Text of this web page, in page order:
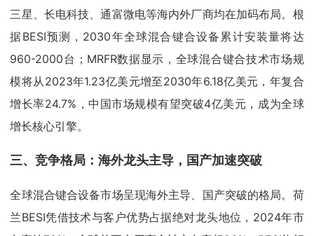
三星、长电科技、通富微电等海内外厂商均在加码布局。根
据BESI预测，2030年全球混合键合设备累计安装量将达
960-2000台；MRFR数据显示，全球混合键合技术市场规
模将从2023年1.23亿美元增至2030年6.18亿美元，年复合
增长率24.7%，中国市场规模有望突破4亿美元，成为全球
增长核心引擎。
三、竞争格局：海外龙头主导，国产加速突破
全球混合键合设备市场呈现海外主导、国产突破的格局。荷
兰BESI凭借技术与客户优势占据绝对龙头地位，2024年市